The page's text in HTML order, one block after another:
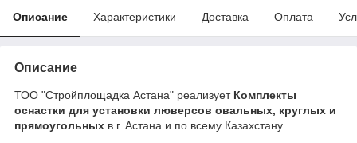
Описание Характеристики Доставка Оплата
Описание
ТОО "Стройплощадка Астана" реализует Комплекты
оснастки для установки люверсов овальных, круглых и
прямоугольных в г. Астана и по всему Казахстану